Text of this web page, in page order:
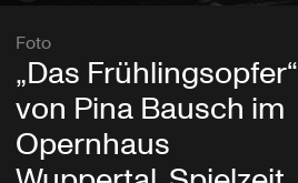
Foto
„Das Frühlingsopfer“
von Pina Bausch im
Opernhaus